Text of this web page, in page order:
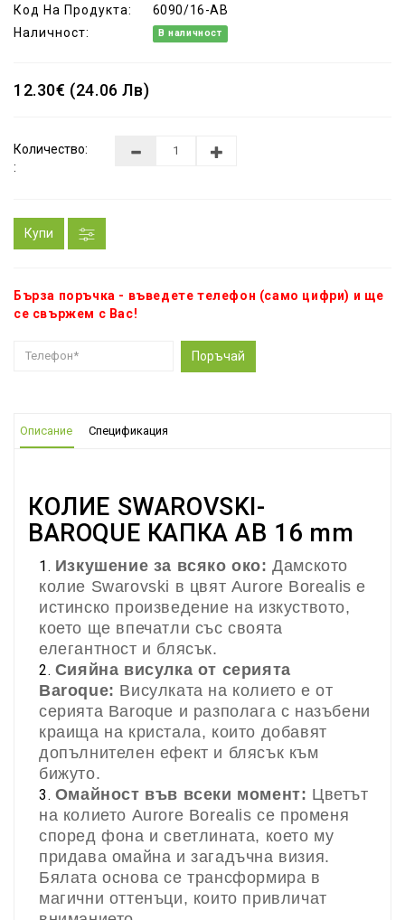
Код На Продукта:
6090/16-AB
Наличност:
В наличност
12.30€ (24.06 Лв)
Количество:
:
Купи
Бърза поръчка - въведете телефон (само цифри) и ще
се свържем с Вас!
Поръчай
Описание Спецификация
КОЛИЕ SWAROVSKI-
BAROQUE КАПКА AB 16 mm
Изкушение за всяко око: Дамското
колие Swarovski в цвят Aurore Borealis е
истинско произведение на изкуството,
което ще впечатли със своята
елегантност и блясък.
Сияйна висулка от серията
Baroque: Висулката на колието е от
серията Baroque и разполага с назъбени
краища на кристала, които добавят
допълнителен ефект и блясък към
бижуто.
Омайност във всеки момент: Цветът
на колието Aurore Borealis се променя
според фона и светлината, което му
придава омайна и загадъчна визия.
Бялата основа се трансформира в
магични оттенъци, които привличат